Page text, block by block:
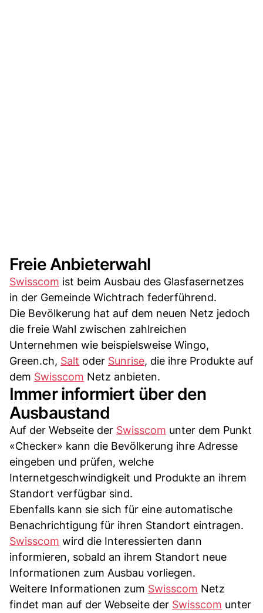
Freie Anbieterwahl
Swisscom ist beim Ausbau des Glasfasernetzes
in der Gemeinde Wichtrach federführend.
Die Bevölkerung hat auf dem neuen Netz jedoch
die freie Wahl zwischen zahlreichen
Unternehmen wie beispielsweise Wingo,
Green.ch, Salt oder Sunrise, die ihre Produkte auf
dem Swisscom Netz anbieten.
Immer informiert über den
Ausbaustand
Auf der Webseite der Swisscom unter dem Punkt
«Checker» kann die Bevölkerung ihre Adresse
eingeben und prüfen, welche
Internetgeschwindigkeit und Produkte an ihrem
Standort verfügbar sind.
Ebenfalls kann sie sich für eine automatische
Benachrichtigung für ihren Standort eintragen.
Swisscom wird die Interessierten dann
informieren, sobald an ihrem Standort neue
Informationen zum Ausbau vorliegen.
Weitere Informationen zum Swisscom Netz
findet man auf der Webseite der Swisscom unter